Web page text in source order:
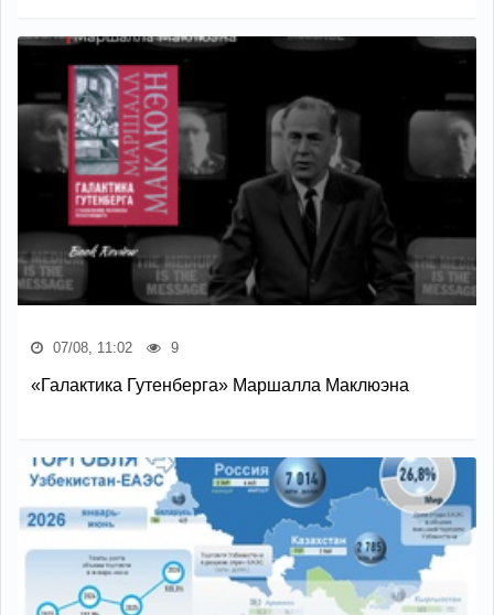
07/08, 11:02 9
«Галактика Гутенберга» Маршалла Маклюэна